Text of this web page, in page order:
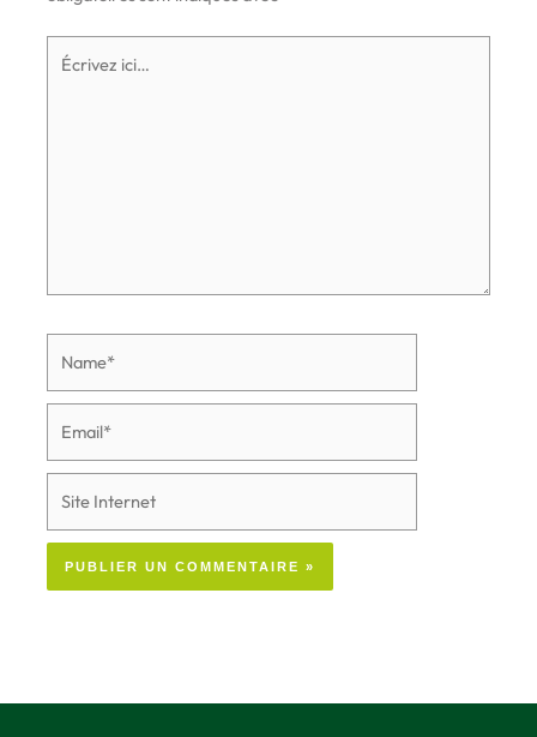
Écrivez
ici…
Internet